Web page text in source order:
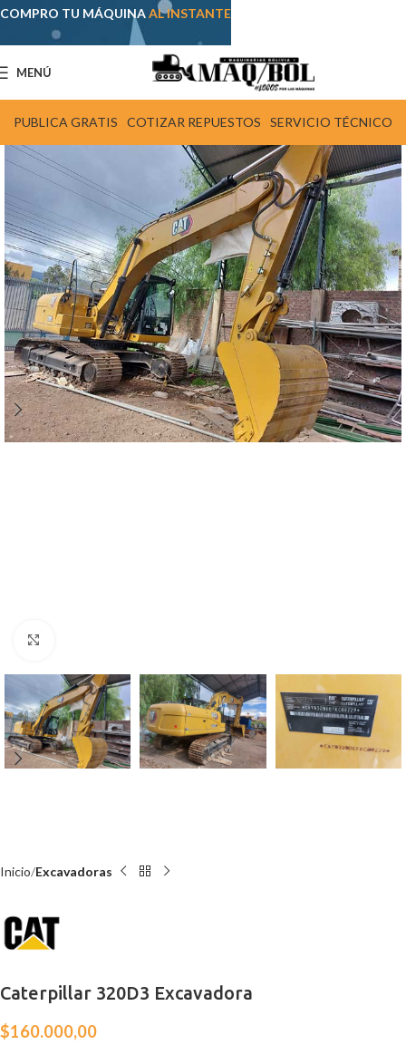
MENÚ
PUBLICA GRATIS COTIZAR REPUESTOS SERVICIO TÉCNICO
Inicio Excavadoras
Caterpillar 320D3 Excavadora
$160.000,00
COMPRO TU MÁQUINAAL INSTANTE